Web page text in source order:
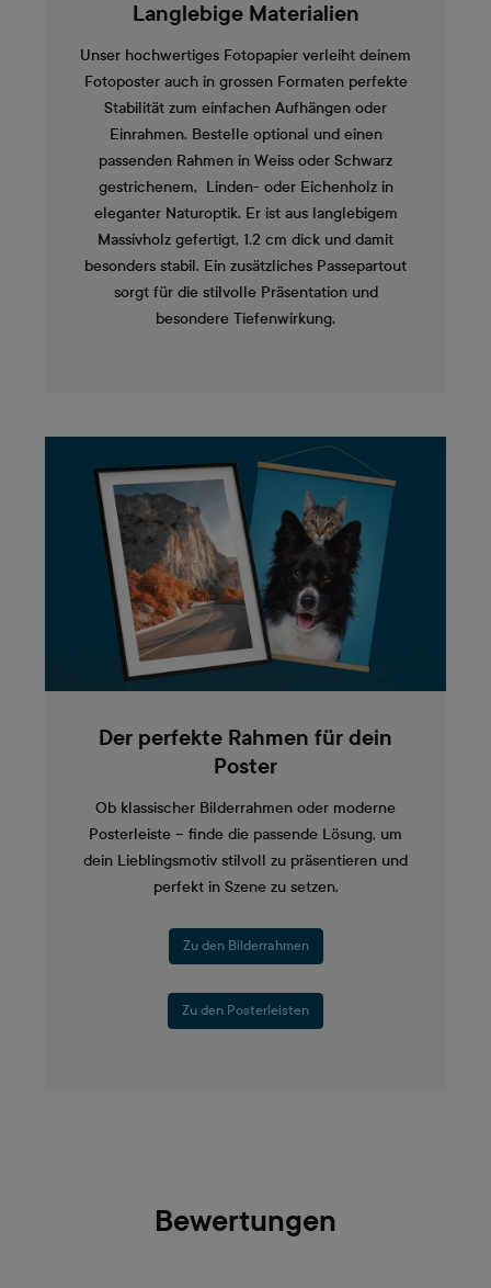
Langlebige Materialien
Unser hochwertiges Fotopapier verleiht deinem
Fotoposter auch in grossen Formaten perfekte
Stabilität zum einfachen Aufhängen oder
Einrahmen. Bestelle optional und einen
passenden Rahmen in Weiss oder Schwarz
gestrichenem, Linden- oder Eichenholz in
eleganter Naturoptik. Er ist aus langlebigem
Massivholz gefertigt, 1.2 cm dick und damit
besonders stabil. Ein zusätzliches Passepartout
sorgt für die stilvolle Präsentation und
besondere Tiefenwirkung.
Der perfekte Rahmen für dein
Poster
Ob klassischer Bilderrahmen oder moderne
Posterleiste – finde die passende Lösung, um
dein Lieblingsmotiv stilvoll zu präsentieren und
perfekt in Szene zu setzen.
Zu den Bilderrahmen
Zu den Posterleisten
Bewertungen